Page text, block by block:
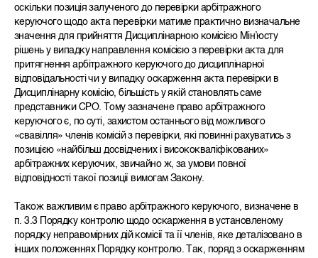
оскільки позиція залученого до перевірки арбітражного
керуючого щодо акта перевірки матиме практично визначальне
значення для прийняття Дисциплінарною комісією Мін’юсту
рішень у випадку направлення комісією з перевірки акта для
притягнення арбітражного керуючого до дисциплінарної
відповідальності чи у випадку оскарження акта перевірки в
Дисциплінарну комісію, більшість у якій становлять саме
представники СРО. Тому зазначене право арбітражного
керуючого є, по суті, захистом останнього від можливого
«свавілля» членів комісій з перевірки, які повинні рахуватись з
позицією «найбільш досвідчених і висококваліфікованих»
арбітражних керуючих, звичайно ж, за умови повної
відповідності такої позиції вимогам Закону.
Також важливим є право арбітражного керуючого, визначене в
п. 3.3 Порядку контролю щодо оскарження в установленому
порядку неправомірних дій комісії та її членів, яке деталізовано в
інших положеннях Порядку контролю. Так, поряд з оскарженням